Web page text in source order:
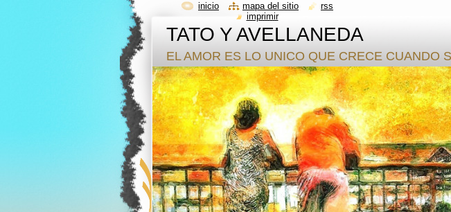
TATO Y AVELLANEDA
EL AMOR ES LO UNICO QUE CRECE CUANDO
inicio mapa del sitio
rss
imprimir